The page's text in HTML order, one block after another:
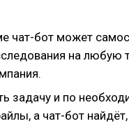
чат-бот может
на любую
задачу и по
а чат-бот найдёт,